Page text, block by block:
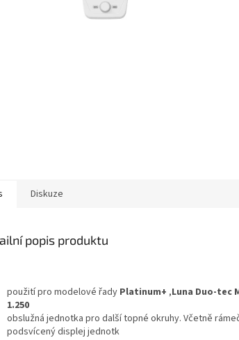
Diskuze
popis produktu
použití pro modelové řady Platinum+ ,Luna Duo-tec
1.250
obslužná jednotka pro další topné okruhy. Včetně
podsvícený displej jednotk